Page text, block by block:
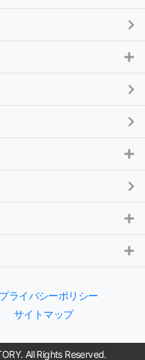
プライバシーポリシー
サイトマップ
All Rights Reserved.